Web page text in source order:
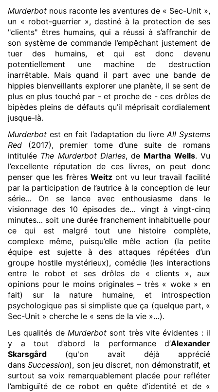
Murderbot nous raconte les aventures de « Sec-Unit »,
un « robot-guerrier », destiné à la protection de ses
"clients" êtres humains, qui a réussi à s’affranchir de
son système de commande l’empêchant justement de
tuer des humains, et qui est donc devenu
potentiellement une machine de destruction
inarrêtable. Mais quand il part avec une bande de
hippies bienveillants explorer une planète, il se sent de
plus en plus touché par - et proche de - ces drôles de
bipèdes pleins de défauts qu’il méprisait cordialement
jusque-là.
Murderbot est en fait l’adaptation du livre All Systems
Red
(2017), premier tome d’une suite de romans
intitulée The Murderbot Diaries, de Martha Wells. Vu
l’excellente réputation de ces livres, on peut donc
penser que les frères Weitz ont vu leur travail facilité
par la participation de l’autrice à la conception de leur
série… On se lance avec enthousiasme dans le
visionnage des 10 épisodes de… vingt à vingt-cinq
minutes… soit une durée franchement inhabituelle pour
ce qui est malgré tout une histoire complète,
complexe même, puisqu’elle mêle action (la petite
équipe est sujette à des attaques répétées d’un
groupe hostile mystérieux), comédie (les interactions
entre le robot et ses drôles de « clients », aux
opinions pour le moins originales – très « woke » en
fait) sur la nature humaine, et introspection
psychologique pas si simpliste que ça (quelque part, «
Sec-Unit » cherche le « sens de la vie »…).
Les qualités de Murderbot sont très vite évidentes : il
y a tout d’abord la performance d’Alexander
Skarsgård
(qu'on avait déjà apprécié
dans Succession), son jeu discret, non démonstratif, et
surtout sa voix remarquablement placée pour refléter
l’ambiguïté de ce robot en quête d’identité et de «